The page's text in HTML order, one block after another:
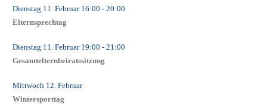
Dienstag 11. Februar16:00 - 20:00
Elternsprechtag
Dienstag 11. Februar19:00 - 21:00
Gesamtelternbeiratssitzung
Mittwoch 12. Februar
Wintersporttag